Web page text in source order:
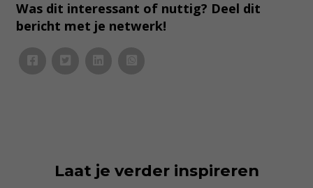
Was dit interessant of nuttig? Deel dit
bericht met je netwerk!
Laat je verder inspireren